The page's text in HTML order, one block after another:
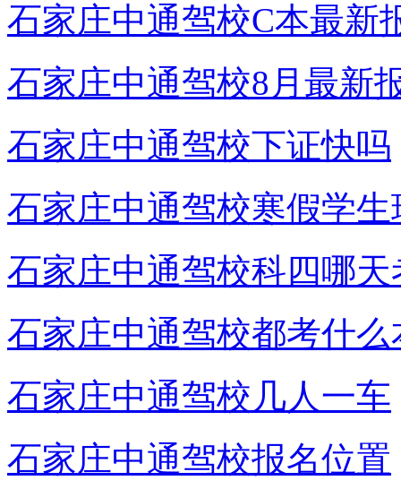
石家庄中通驾校C本最新
石家庄中通驾校8月最新
石家庄中通驾校下证快吗
石家庄中通驾校寒假学生
石家庄中通驾校科四哪天
石家庄中通驾校都考什么
石家庄中通驾校几人一车
石家庄中通驾校报名位置